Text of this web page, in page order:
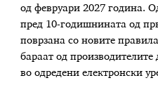
од февруари 2027 година.
пред 10-годишнината од
поврзана со новите
бараат од
во одредени електронски